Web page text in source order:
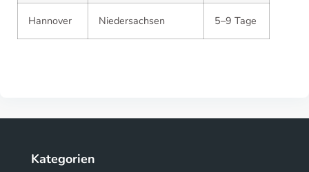
Hannover Niedersachsen 5–9 Tage
Kategorien